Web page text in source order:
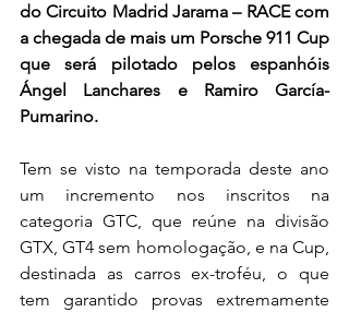
do Circuito Madrid Jarama – RACE com
a chegada de mais um Porsche 911 Cup
que será pilotado pelos espanhóis
Ángel Lanchares e Ramiro García-
Pumarino.
Tem se visto na temporada deste ano
um incremento nos inscritos na
categoria GTC, que reúne na divisão
GTX, GT4 sem homologação, e na Cup,
destinada as carros ex-troféu, o que
tem garantido provas extremamente